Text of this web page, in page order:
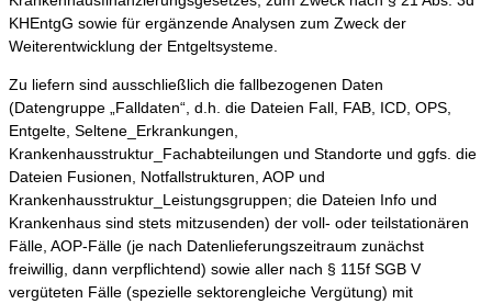
KHEntgG sowie für ergänzende Analysen zum Zweck der
Weiterentwicklung der Entgeltsysteme.
Zu liefern sind ausschließlich die fallbezogenen Daten
(Datengruppe „Falldaten“, d.h. die Dateien Fall, FAB, ICD, OPS,
Entgelte, Seltene_Erkrankungen,
Krankenhausstruktur_Fachabteilungen und Standorte und ggfs. die
Dateien Fusionen, Notfallstrukturen, AOP und
Krankenhausstruktur_Leistungsgruppen; die Dateien Info und
Krankenhaus sind stets mitzusenden) der voll- oder teilstationären
Fälle, AOP-Fälle (je nach Datenlieferungszeitraum zunächst
freiwillig, dann verpflichtend) sowie aller nach § 115f SGB V
vergüteten Fälle (spezielle sektorengleiche Vergütung) mit